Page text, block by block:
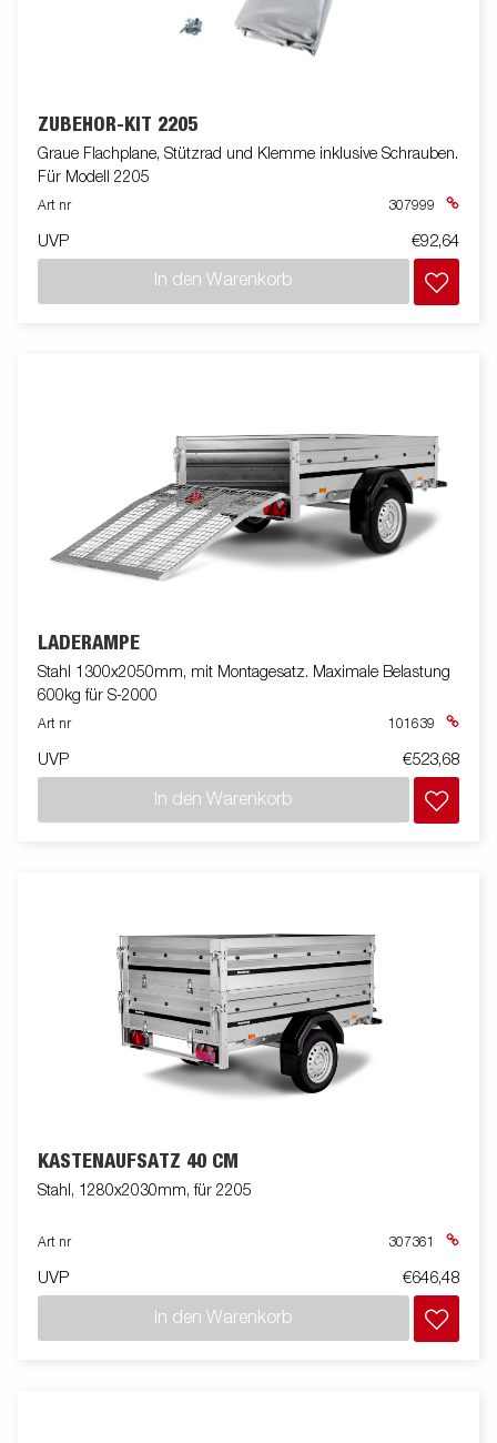
ZUBEHÖR-KIT 2205
Graue Flachplane, Stützrad und Klemme inklusive Schrauben.
Für Modell 2205
Art nr 307999
UVP €92,64
In den Warenkorb
LADERAMPE
Stahl 1300x2050mm, mit Montagesatz. Maximale Belastung
600kg für S-2000
Art nr 101639
UVP €523,68
In den Warenkorb
KASTENAUFSATZ 40 CM
Stahl, 1280x2030mm, für 2205
Art nr 307361
UVP €646,48
In den Warenkorb